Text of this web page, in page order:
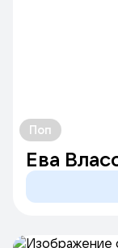
Поп
Ева